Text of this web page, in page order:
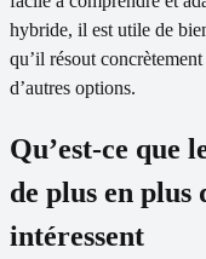
hybride, il est utile de
qu’il résout
d’autres options.
Qu’est-ce que
de plus en plus
intéressent